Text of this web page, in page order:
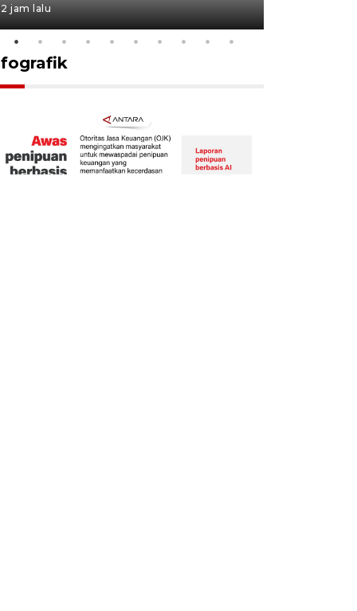
2 jam lalu